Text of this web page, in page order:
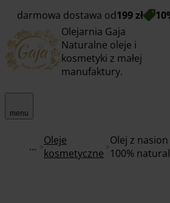
darmowa dostawa od199 zł
Olejarnia Gaja
Naturalne oleje i
kosmetyki z małej
manufaktury.
menu
...
Oleje
kosmetyczne
Olej z
100%